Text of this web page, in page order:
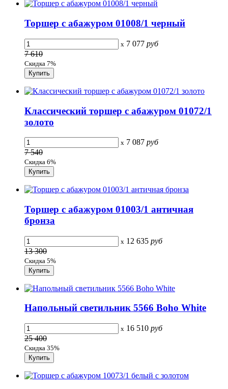
Торшер с абажуром 01008/1 черный
x 7 077 руб
7 610
Скидка 7%
Классический торшер с абажуром 01072/1
золото
x 7 087 руб
7 540
Скидка 6%
Торшер с абажуром 01003/1 античная
бронза
x 12 635 руб
13 300
Скидка 5%
Напольный светильник 5566 Boho White
x 16 510 руб
25 400
Скидка 35%